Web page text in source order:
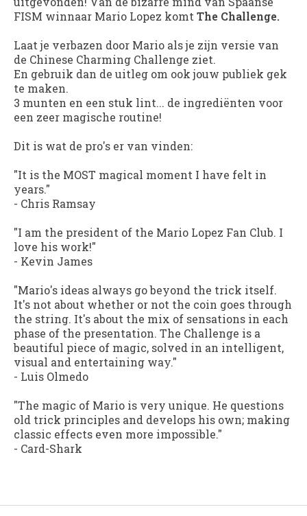
FISM winnaar Mario Lopez komtThe Challenge.
Laat je verbazen door Mario als je zijn versie van
de Chinese Charming Challenge ziet.
En gebruik dan de uitleg om ook jouw publiek gek
te maken.
3 munten en een stuk lint... de ingrediënten voor
een zeer magische routine!
Dit is wat de pro's er van vinden:
"It is the MOST magical moment I have felt in
years."
- Chris Ramsay
"I am the president of the Mario Lopez Fan Club. I
love his work!"
- Kevin James
"Mario's ideas always go beyond the trick itself.
It's not about whether or not the coin goes through
the string. It's about the mix of sensations in each
phase of the presentation. The Challenge is a
beautiful piece of magic, solved in an intelligent,
visual and entertaining way."
- Luis Olmedo
"The magic of Mario is very unique. He questions
old trick principles and develops his own; making
classic effects even more impossible."
- Card-Shark